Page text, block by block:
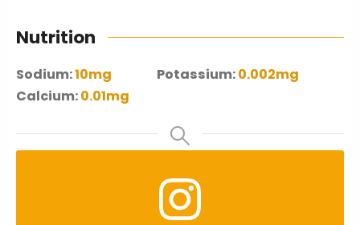
Nutrition
Sodium:10mg Potassium:0.002mg
Calcium:0.01mg